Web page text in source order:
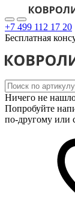
+7 499 112 17 20
Бесплатная
Ничего не
Попробуйте
по-другому или